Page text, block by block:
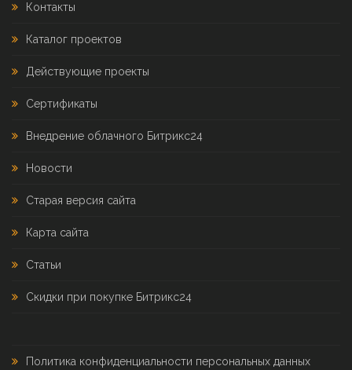
Контакты
Каталог проектов
Действующие проекты
Сертификаты
Внедрение облачного Битрикс24
Новости
Старая версия сайта
Карта сайта
Статьи
Скидки при покупке Битрикс24
Политика конфиденциальности персональных данных